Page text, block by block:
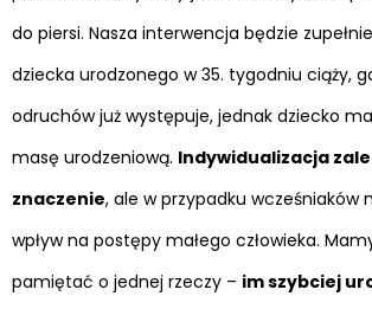
do piersi. Nasza interwencja będzie
dziecka urodzonego w 35. tygodniu ciąży,
odruchów już występuje, jednak dziecko
masę urodzeniową. Indywidualizacja
znaczenie, ale w przypadku wcześniaków
wpływ na postępy małego człowieka.
pamiętać o jednej rzeczy – im szybciej